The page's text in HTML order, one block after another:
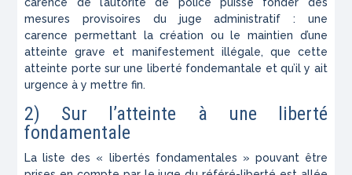
mesures provisoires du juge administratif : une
carence permettant la création ou le maintien d’une
atteinte grave et manifestement illégale, que cette
atteinte porte sur une liberté fondemantale et qu’il y ait
urgence à y mettre fin.
2) Sur l’atteinte à une liberté
fondamentale
La liste des « libertés fondamentales » pouvant être